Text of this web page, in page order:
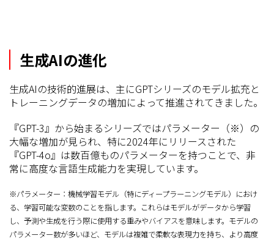
生成AIの進化
生成AIの技術的進展は、主にGPTシリーズのモデル拡充と
トレーニングデータの増加によって推進されてきました。
『GPT-3』から始まるシリーズではパラメーター（※）の
大幅な増加が見られ、特に2024年にリリースされた
『GPT-4o』は数百億ものパラメーターを持つことで、非
常に高度な言語生成能力を実現しています。
※パラメーター：機械学習モデル（特にディープラーニングモデル）におけ
る、学習可能な変数のことを指します。これらはモデルがデータから学習
し、予測や生成を行う際に使用する重みやバイアスを意味します。モデルの
パラメーター数が多いほど、モデルは複雑で柔軟な表現力を持ち、より高度